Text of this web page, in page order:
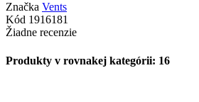
Značka Vents
Kód 1916181
Žiadne recenzie
Produkty v rovnakej kategórii: 16